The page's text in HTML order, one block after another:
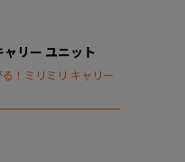
ャリー ユニット
！ミリミリ キャリー